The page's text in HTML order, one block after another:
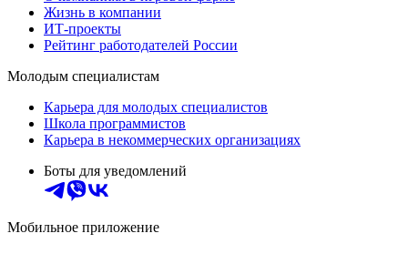
Жизнь в компании
ИТ-проекты
Рейтинг работодателей России
Молодым специалистам
Карьера для молодых специалистов
Школа программистов
Карьера в некоммерческих организациях
Боты для уведомлений
Мобильное приложение